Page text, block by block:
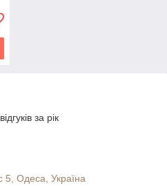
за рік
Одеса, Україна